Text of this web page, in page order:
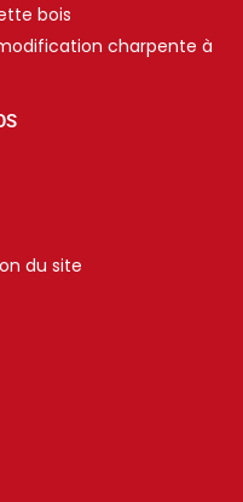
bois
charpente à
du site